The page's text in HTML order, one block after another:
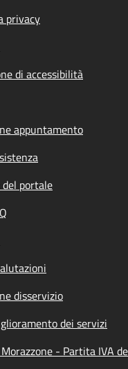
privacy
di accessibilità
appuntamento
portale
disservizio
dei servizi
- Partita IVA